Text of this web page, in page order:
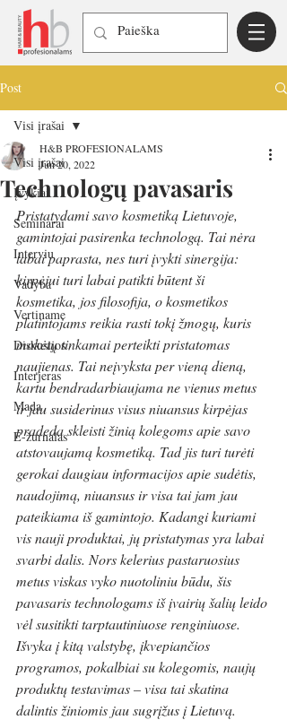
Post
Visi įrašai
Įvykiai
Seminarai
Interviu
Vadyba
Vertiname
Diskusijos
Interjeras
Mada
E-žurnalas
Visi įrašai
Technologų pavasaris
H&B PROFESIONALAMS
Jun 20, 2022
Pristatydami savo kosmetiką Lietuvoje,
gamintojai pasirenka technologą. Tai nėra
labai paprasta, nes turi įvykti sinergija:
kirpėjui turi labai patikti būtent ši
kosmetika, jos filosofija, o kosmetikos
platintojams reikia rasti tokį žmogų, kuris
mokėtų tinkamai perteikti pristatomas
naujienas. Tai neįvyksta per vieną dieną,
kartu bendradarbiaujama ne vienus metus
ir jau susiderinus visus niuansus kirpėjas
pradeda skleisti žinią kolegoms apie savo
atstovaujamą kosmetiką. Tad jis turi turėti
gerokai daugiau informacijos apie sudėtis,
naudojimą, niuansus ir visa tai jam jau
pateikiama iš gamintojo. Kadangi kuriami
vis nauji produktai, jų pristatymas yra labai
svarbi dalis. Nors kelerius pastaruosius
metus viskas vyko nuotoliniu būdu, šis
pavasaris technologams iš įvairių šalių leido
vėl susitikti tarptautiniuose renginiuose.
Išvyka į kitą valstybę, įkvepiančios
programos, pokalbiai su kolegomis, naujų
produktų testavimas – visa tai skatina
dalintis žiniomis jau sugrįžus į Lietuvą.